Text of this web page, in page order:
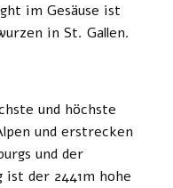
im Gesäuse ist
in St. Gallen.
und höchste
und erstrecken
und der
der 2441m hohe